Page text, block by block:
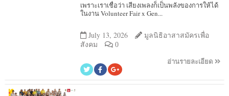
เพราะเราเชื่อว่า เสียงเพลงก็เป็นพลังของการให้ได้
ในงาน Volunteer Fair x Gen...
July 13, 2026
มูลนิธิอาสาสมัครเพื่อ
สังคม
0
อ่านรายละเอียด